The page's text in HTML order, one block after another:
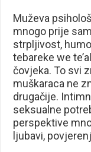
Muževa
mnogo prije
strpljivost,
tebareke we
čovjeka. To svi
muškaraca ne
drugačije.
seksualne
perspektive
ljubavi,